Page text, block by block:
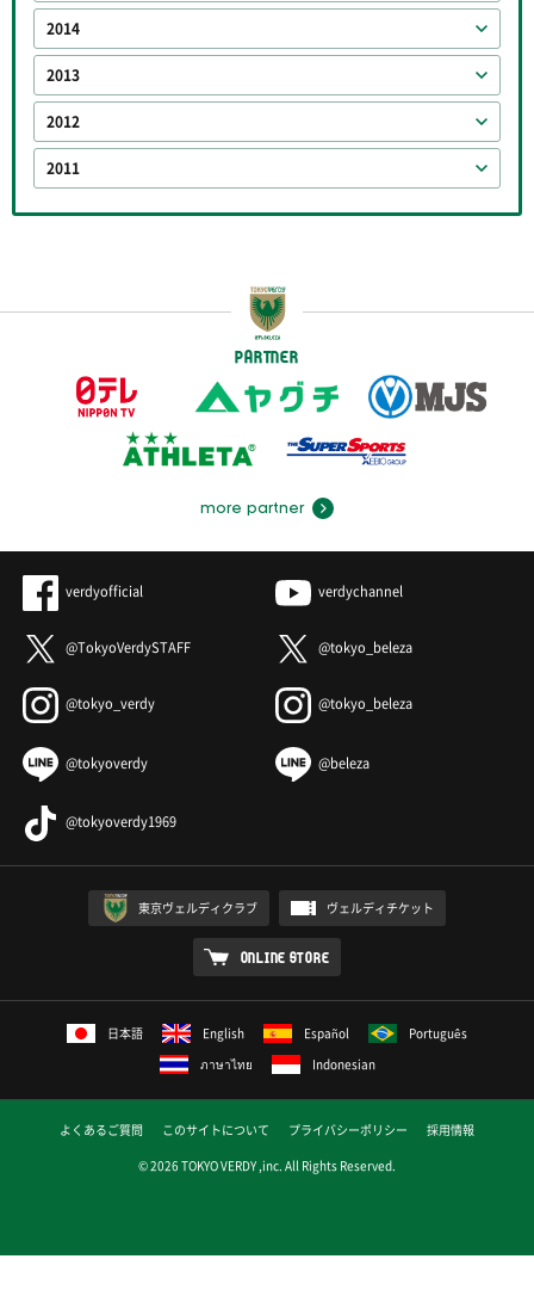
2014
2013
2012
2011
PARTNER
more partner
verdyofficial verdychannel
@TokyoVerdySTAFF @tokyo_beleza
@tokyo_verdy @tokyo_beleza
@tokyoverdy @beleza
@tokyoverdy1969
東京ヴェルディクラブ ヴェルディチケット
ONLINE STORE
日本語 English Español
Português
ภาษาไทย
Indonesian
よくあるご質問 このサイトについて プライバシーポリシー
採用情報
© 2026 TOKYO VERDY ,inc. All Rights Reserved.